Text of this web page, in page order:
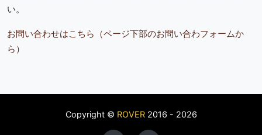
い。
お問い合わせはこちら（ページ下部のお問い合わフォームか
ら）
Copyright © ROVER2016 - 2026